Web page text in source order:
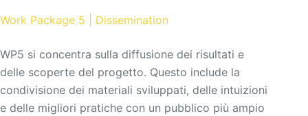
Work Package 5 | Dissemination
WP5 si concentra sulla diffusione dei risultati e
delle scoperte del progetto. Questo include la
condivisione dei materiali sviluppati, delle intuizioni
e delle migliori pratiche con un pubblico più ampio